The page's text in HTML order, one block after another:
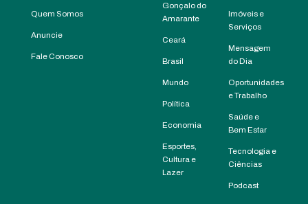
Quem Somos
Anuncie
Fale Conosco
Gonçalo do
Amarante
Ceará
Brasil
Mundo
Política
Economia
Esportes,
Cultura e
Lazer
Imóveis e
Serviços
Mensagem
do Dia
Oportunidades
e Trabalho
Saúde e
Bem Estar
Tecnologia e
Ciências
Podcast